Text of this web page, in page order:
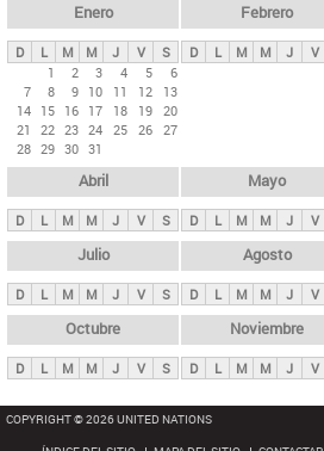
ds
p
n
i
p
a
l
s
Enero
D L M M J V
S
1
2 3 4 5
6
7
8 9 10 11 12
13
14 15 16 17 18 19 20
21
22 23 24 25 26 27
28 29 30 31
Febrero
D L M M J V
Abril
D L M M J V S
Mayo
D L M M J V
Julio
D L M M J V S
Agosto
D L M M J V
Octubre
D L M M J V S
Noviembre
D L M M J V
COPYRIGHT © 2026 UNITED NATIONS